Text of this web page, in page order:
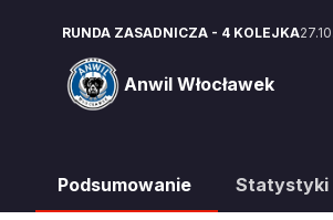
RUNDA ZASADNICZA - 4 KOLEJKA
Anwil Włocławek
Podsumowanie Statystyki